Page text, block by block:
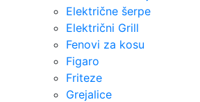
Električne šerpe
Električni Grill
Fenovi za kosu
Figaro
Friteze
Grejalice